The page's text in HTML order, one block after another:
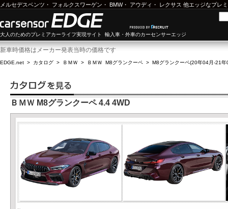
メルセデスベンツ ・ フォルクスワーゲン ・ BMW・ アウディ ・ レクサス 他エッジなプレ
大人のためのプレミアカーライフ実現サイト 輸入車・外車のカーセンサーエッジ
新車時価格はメーカー発表当時の価格です
EDGE.net > カタログ > ＢＭＷ > ＢＭＷ M8グランクーペ > M8グランクーペ(20年04月-21年
ＢＭＷ M8グランクーペ 4.4 4WD